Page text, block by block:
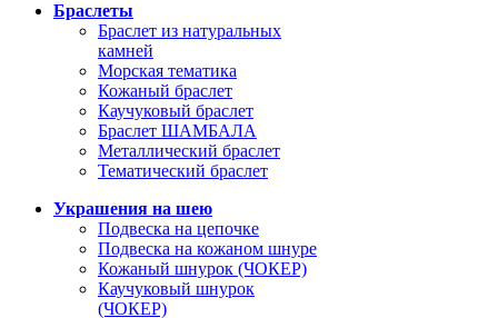
Браслеты
Браслет из натуральных
камней
Морская тематика
Кожаный браслет
Каучуковый браслет
Браслет ШАМБАЛА
Металлический браслет
Тематический браслет
Украшения на шею
Подвеска на цепочке
Подвеска на кожаном шнуре
Кожаный шнурок (ЧОКЕР)
Каучуковый шнурок
(ЧОКЕР)